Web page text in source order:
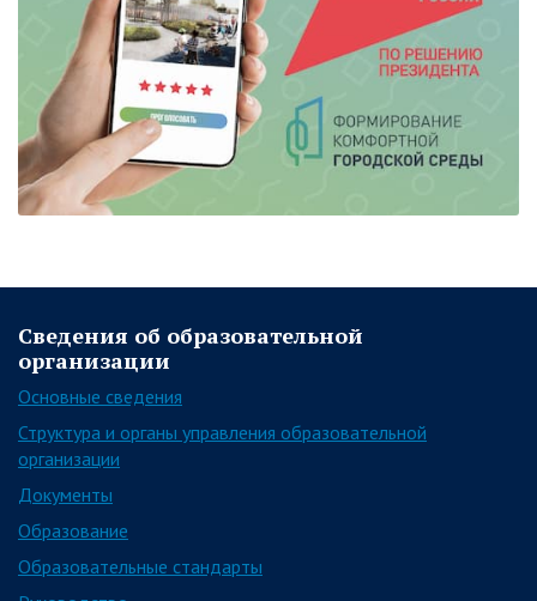
Сведения об образовательной
организации
Основные сведения
Структура и органы управления образовательной
организации
Документы
Образование
Образовательные стандарты